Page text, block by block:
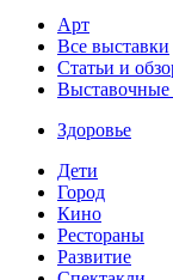
Арт
Все выставки
Статьи и
Здоровье
Дети
Город
Кино
Рестораны
Развитие